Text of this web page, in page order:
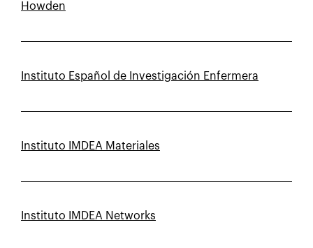
Howden
Instituto Español de Investigación Enfermera
Instituto IMDEA Materiales
Instituto IMDEA Networks